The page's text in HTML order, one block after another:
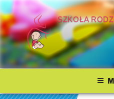
Przejdź
do
treści
SZKOŁA